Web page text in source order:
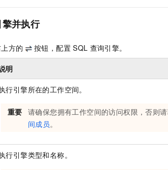
并执行
方的 按钮，配置 SQL 查询引擎。
明
行引擎所在的工作空间。
重要 请确保您拥有工作空间的访问权限，否则
间成员。
行引擎类型和名称。